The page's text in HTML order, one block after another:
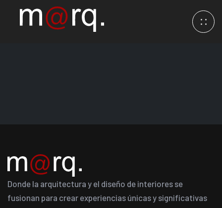
Donde la arquitectura y el diseño de interiores se
fusionan para crear experiencias únicas y significativas